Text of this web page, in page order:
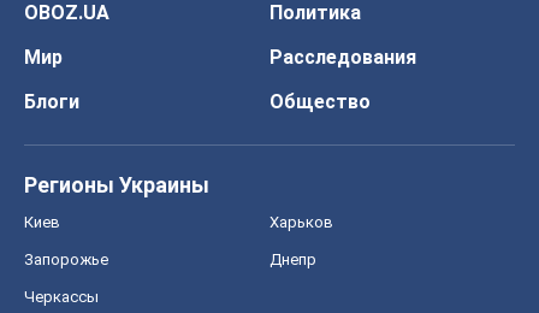
OBOZ.UA
Политика
Мир
Расследования
Блоги
Общество
Регионы Украины
Киев Харьков
Запорожье Днепр
Черкассы